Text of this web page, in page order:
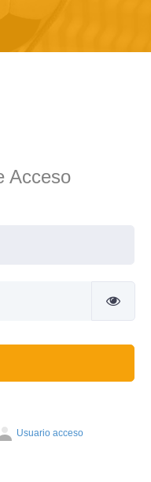
Acceso
Usuario acceso